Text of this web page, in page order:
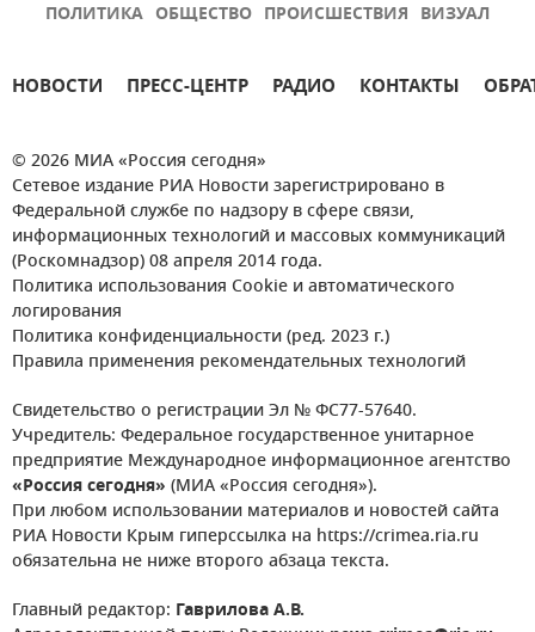
ПОЛИТИКА ОБЩЕСТВО ПРОИСШЕСТВИЯ ВИЗУАЛ
НОВОСТИ ПРЕСС-ЦЕНТР РАДИО КОНТАКТЫ
© 2026 МИА «Россия сегодня»
Сетевое издание РИА Новости зарегистрировано в
Федеральной службе по надзору в сфере связи,
информационных технологий и массовых коммуникаций
(Роскомнадзор) 08 апреля 2014 года.
Политика использования Cookie и автоматического
логирования
Политика конфиденциальности (ред. 2023 г.)
Правила применения рекомендательных технологий
Свидетельство о регистрации Эл № ФС77-57640.
Учредитель: Федеральное государственное унитарное
предприятие Международное информационное агентство
«Россия сегодня» (МИА «Россия сегодня»).
При любом использовании материалов и новостей сайта
РИА Новости Крым гиперссылка на https://crimea.ria.ru
обязательна не ниже второго абзаца текста.
Главный редактор: Гаврилова А.В.